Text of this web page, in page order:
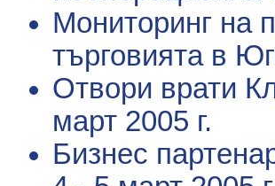
Мониторинг на
търговията в
Отвори врати
март 2005 г.
Бизнес